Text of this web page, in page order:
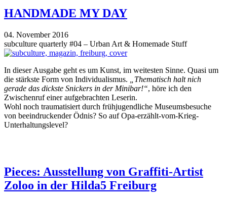
HANDMADE MY DAY
04. November 2016
subculture quarterly #04 – Urban Art & Homemade Stuff
In dieser Ausgabe geht es um Kunst, im weitesten Sinne. Quasi um
die stärkste Form von Individualismus.
„Thematisch halt nich
gerade das dickste Snickers in der Minibar!“, höre ich den
Zwischenruf einer aufgebrachten Leserin.
Wohl noch traumatisiert durch frühjugendliche Museumsbesuche
von beeindruckender Ödnis? So auf Opa-erzählt-vom-Krieg-
Unterhaltungslevel?
Pieces: Ausstellung von Graffiti-Artist
Zoloo in der Hilda5 Freiburg